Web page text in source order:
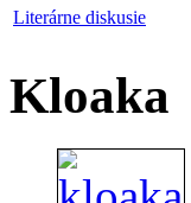
Literárne diskusie
Kloaka